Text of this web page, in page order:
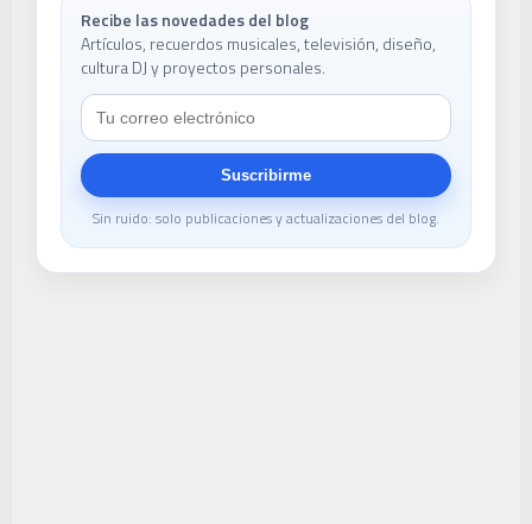
Recibe las novedades del blog
Artículos, recuerdos musicales, televisión, diseño,
cultura DJ y proyectos personales.
Suscribirme
Sin ruido: solo publicaciones y actualizaciones del blog.